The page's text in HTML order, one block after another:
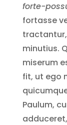
forte-
fortasse
minutius.
miserum
fit, ut ego
Paulum,